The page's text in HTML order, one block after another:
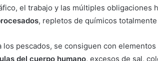
el trabajo y las múltiples obligaciones
, repletos de químicos
los pescados, se consiguen con
del cuerpo humano, excesos de sal,